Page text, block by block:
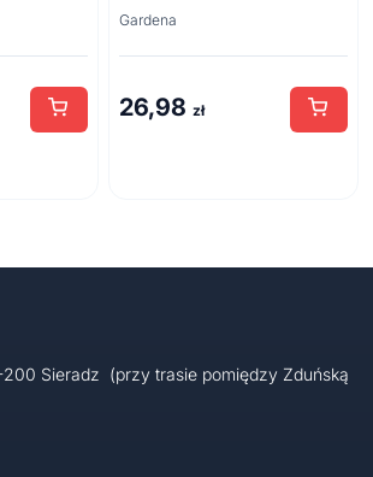
Gardena
26,98 zł
Sieradz (przy trasie pomiędzy Zduńską